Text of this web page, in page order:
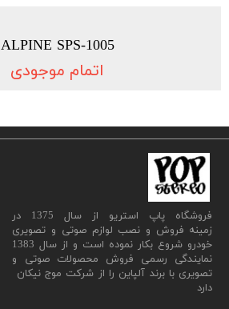
ALPINE SPS-1005
اتمام موجودی
​فروشگاه پاپ استریو از سال 1375 در
زمینه فروش و نصب لوازم صوتی و تصویری
خودرو شروع بکار نموده است و از سال 1383
نمایندگی رسمی فروش محصولات صوتی و
تصویری با برند آلپاین را از شرکت موج نیکان
دارد